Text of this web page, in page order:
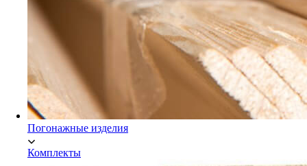
Погонажные изделия
Комплекты